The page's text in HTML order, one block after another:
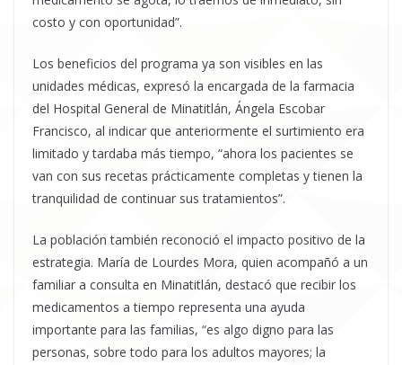
costo y con oportunidad”.
Los beneficios del programa ya son visibles en las
unidades médicas, expresó la encargada de la farmacia
del Hospital General de Minatitlán, Ángela Escobar
Francisco, al indicar que anteriormente el surtimiento era
limitado y tardaba más tiempo, “ahora los pacientes se
van con sus recetas prácticamente completas y tienen la
tranquilidad de continuar sus tratamientos”.
La población también reconoció el impacto positivo de la
estrategia. María de Lourdes Mora, quien acompañó a un
familiar a consulta en Minatitlán, destacó que recibir los
medicamentos a tiempo representa una ayuda
importante para las familias, “es algo digno para las
personas, sobre todo para los adultos mayores; la